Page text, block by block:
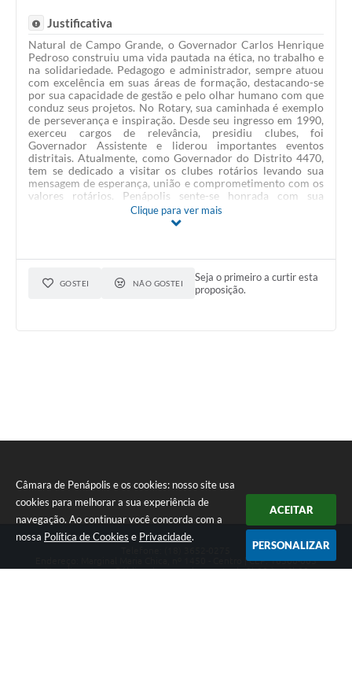
Câmara de Penápolis e os cookies: nosso site usa
cookies para melhorar a sua experiência de
navegação. Ao continuar você concorda com a
nossa Política de Cookies e Privacidade.
ACEITAR
PERSONALIZAR
Justificativa
Natural de Campo Grande, o Governador Carlos Henrique
Pedroso construiu uma vida pautada na ética, no trabalho e
na solidariedade. Pedagogo e administrador, sempre atuou
com excelência em suas áreas de formação, destacando-se
por sua capacidade de gestão e pelo olhar humano com que
conduz seus projetos. No Rotary, sua caminhada é exemplo
de perseverança e inspiração. Desde seu ingresso em 1990,
exerceu cargos de relevância, presidiu clubes, foi
Governador Assistente e liderou importantes eventos
distritais. Atualmente, como Governador do Distrito 4470,
tem se dedicado a visitar os clubes rotários levando sua
mensagem de esperança, união e comprometimento com os
valores rotários. Penápolis sente-se honrada com sua
presença e reconhece, nesta moção, o valor do seu trabalho
em prol do desenvolvimento social e da promoção de um
bem comum.
Clique para ver mais
GOSTEI NÃO GOSTEI
Seja o primeiro a curtir esta
proposição.
Endereço: Marginal Maria Chica, nº 1450 - Centro | CEP: 16300-005
Atendimento ao Público de segunda a sexta da 8h00 às 16h00